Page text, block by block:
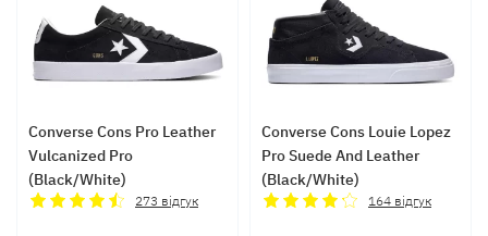
Converse Cons Pro Leather
Vulcanized Pro
(Black/White)
273 відгук
Converse Cons Louie Lopez
Pro Suede And Leather
(Black/White)
164 відгук